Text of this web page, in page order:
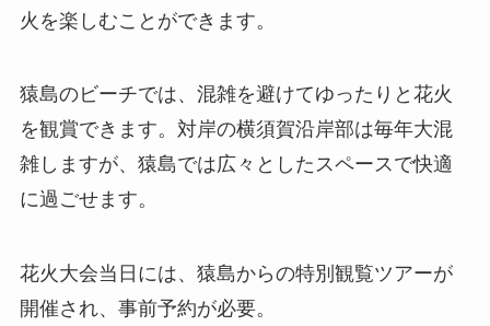
火を楽しむことができます。
猿島のビーチでは、混雑を避けてゆったりと花火
を観賞できます。対岸の横須賀沿岸部は毎年大混
雑しますが、猿島では広々としたスペースで快適
に過ごせます。
花火大会当日には、猿島からの特別観覧ツアーが
開催され、事前予約が必要。